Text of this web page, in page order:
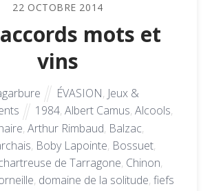
22 OCTOBRE 2014
mots et
vins
ÉVASION, Jeux &
1984, Albert Camus, Alcools,
, Arthur Rimbaud, Balzac,
, Boby Lapointe, Bossuet,
de Tarragone, Chinon,
, domaine de la solitude, fiefs